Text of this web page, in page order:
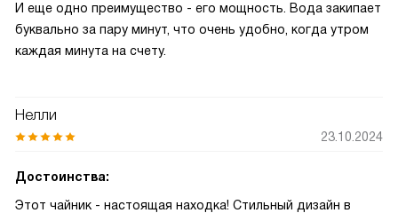
И еще одно преимущество - его мощность. Вода закипает
буквально за пару минут, что очень удобно, когда утром
каждая минута на счету.
Нелли
23.10.2024
Достоинства:
Этот чайник - настоящая находка! Стильный дизайн в